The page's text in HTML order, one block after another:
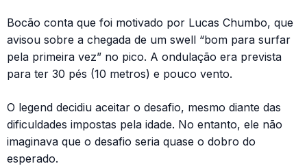
Bocão conta que foi motivado por Lucas Chumbo, que
avisou sobre a chegada de um swell “bom para surfar
pela primeira vez” no pico. A ondulação era prevista
para ter 30 pés (10 metros) e pouco vento.
O legend decidiu aceitar o desafio, mesmo diante das
dificuldades impostas pela idade. No entanto, ele não
imaginava que o desafio seria quase o dobro do
esperado.